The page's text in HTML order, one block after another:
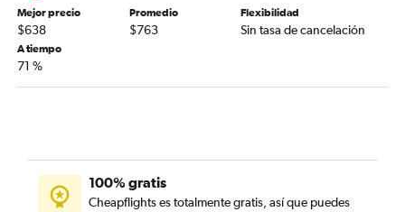
Mejor precio
$638
Promedio
$763
Flexibilidad
Sin tasa de cancelación
A tiempo
71 %
100% gratis
Cheapflights es totalmente gratis, así que puedes